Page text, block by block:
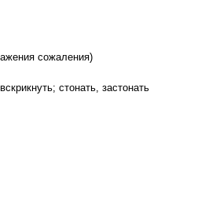
сожаления)
стонать, застонать